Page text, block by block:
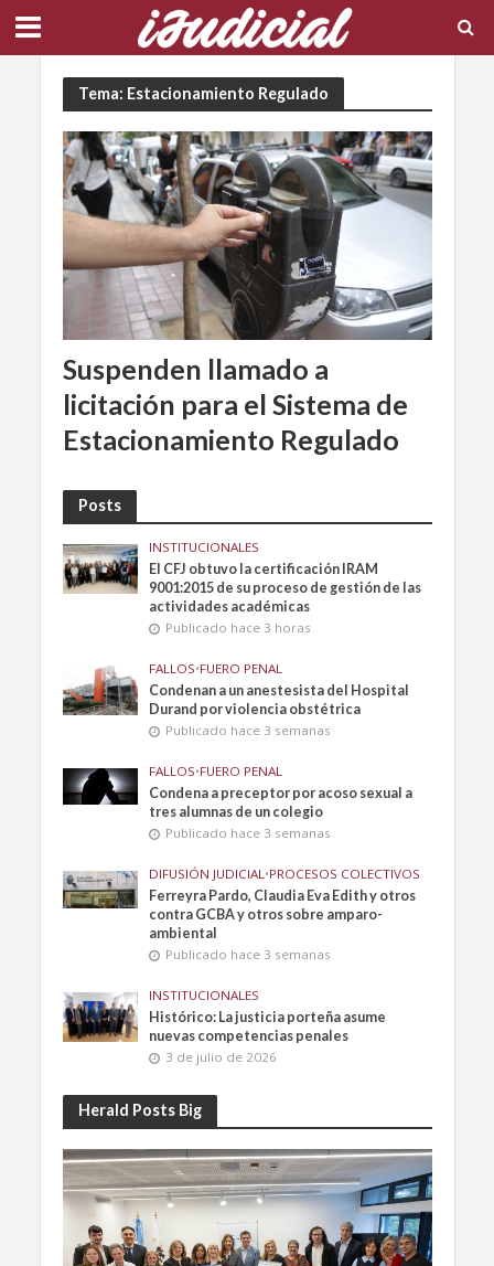
Tema: Estacionamiento Regulado
Suspenden llamado a
licitación para el Sistema de
Estacionamiento Regulado
Posts
INSTITUCIONALES
El CFJ obtuvo la certificación IRAM
9001:2015 de su proceso de gestión de las
actividades académicas
Publicado hace 3 horas
FALLOS•FUERO PENAL
Condenan a un anestesista del Hospital
Durand por violencia obstétrica
Publicado hace 3 semanas
FALLOS•FUERO PENAL
Condena a preceptor por acoso sexual a
tres alumnas de un colegio
Publicado hace 3 semanas
DIFUSIÓN JUDICIAL •PROCESOS COLECTIVOS
Ferreyra Pardo, Claudia Eva Edith y otros
contra GCBA y otros sobre amparo-
ambiental
Publicado hace 3 semanas
INSTITUCIONALES
Histórico: La justicia porteña asume
nuevas competencias penales
3 de julio de 2026
Herald Posts Big